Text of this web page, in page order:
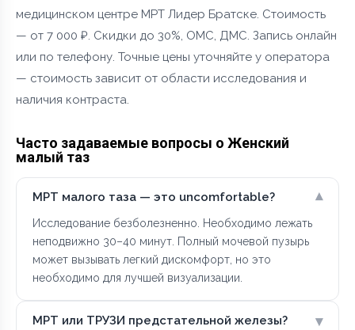
медицинском центре МРТ Лидер Братске. Стоимость
— от 7 000 ₽. Скидки до 30%, ОМС, ДМС. Запись онлайн
или по телефону. Точные цены уточняйте у оператора
— стоимость зависит от области исследования и
наличия контраста.
Часто задаваемые вопросы о Женский
малый таз
МРТ малого таза — это uncomfortable? ▾
Исследование безболезненно. Необходимо лежать
неподвижно 30–40 минут. Полный мочевой пузырь
может вызывать легкий дискомфорт, но это
необходимо для лучшей визуализации.
МРТ или ТРУЗИ предстательной железы? ▾